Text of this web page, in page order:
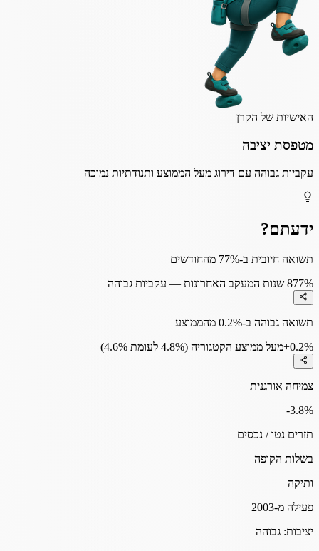
האישיות של הקרן
מטפסת יציבה
עקביות גבוהה עם דירוג מעל הממוצע ותנודתיות נמוכה
ידעתם?
תשואה חיובית ב-77% מהחודשים
77%8 שנות המעקב האחרונות — עקביות גבוהה
תשואה גבוהה ב-0.2% מהממוצע
+0.2%מעל ממוצע הקטגוריה (4.8% לעומת 4.6%)
צמיחה אורגנית
-3.8%
תזרים נטו / נכסים
בשלות הקופה
ותיקה
פעילה מ-2003
יציבות: גבוהה